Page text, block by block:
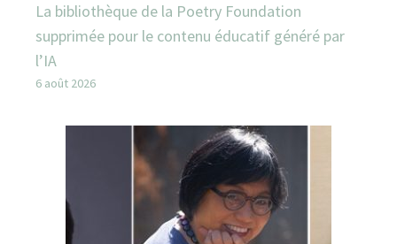
La bibliothèque de la Poetry Foundation
supprimée pour le contenu éducatif généré par
l’IA
6 août 2026